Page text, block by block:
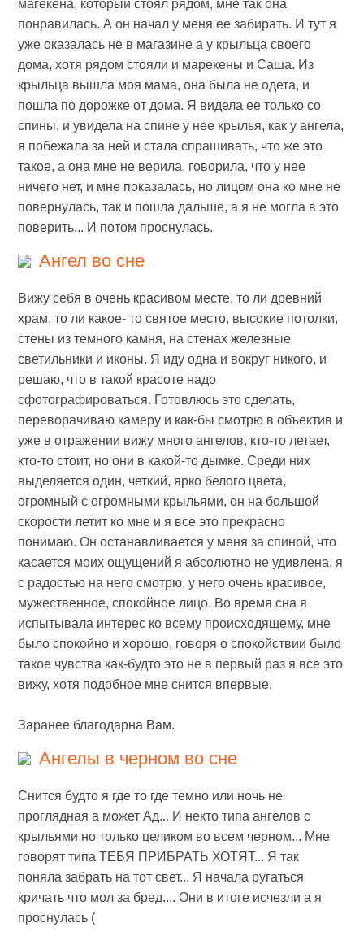
магекена, который стоял рядом, мне так она
понравилась. А он начал у меня ее забирать. И тут я
уже оказалась не в магазине а у крыльца своего
дома, хотя рядом стояли и марекены и Саша. Из
крыльца вышла моя мама, она была не одета, и
пошла по дорожке от дома. Я видела ее только со
спины, и увидела на спине у нее крылья, как у ангела,
я побежала за ней и стала спрашивать, что же это
такое, а она мне не верила, говорила, что у нее
ничего нет, и мне показалась, но лицом она ко мне не
повернулась, так и пошла дальше, а я не могла в это
поверить... И потом проснулась.
Ангел во сне
Вижу себя в очень красивом месте, то ли древний
храм, то ли какое- то святое место, высокие потолки,
стены из темного камня, на стенах железные
светильники и иконы. Я иду одна и вокруг никого, и
решаю, что в такой красоте надо
сфотографироваться. Готовлюсь это сделать,
переворачиваю камеру и как-бы смотрю в объектив и
уже в отражении вижу много ангелов, кто-то летает,
кто-то стоит, но они в какой-то дымке. Среди них
выделяется один, четкий, ярко белого цвета,
огромный с огромными крыльями, он на большой
скорости летит ко мне и я все это прекрасно
понимаю. Он останавливается у меня за спиной, что
касается моих ощущений я абсолютно не удивлена, я
с радостью на него смотрю, у него очень красивое,
мужественное, спокойное лицо. Во время сна я
испытывала интерес ко всему происходящему, мне
было спокойно и хорошо, говоря о спокойствии было
такое чувства как-будто это не в первый раз я все это
вижу, хотя подобное мне снится впервые.
Заранее благодарна Вам.
Ангелы в черном во сне
Снится будто я где то где темно или ночь не
проглядная а может Ад... И некто типа ангелов с
крыльями но только целиком во всем черном... Мне
говорят типа ТЕБЯ ПРИБРАТЬ ХОТЯТ... Я так
поняла забрать на тот свет... Я начала ругаться
кричать что мол за бред.... Они в итоге исчезли а я
проснулась (